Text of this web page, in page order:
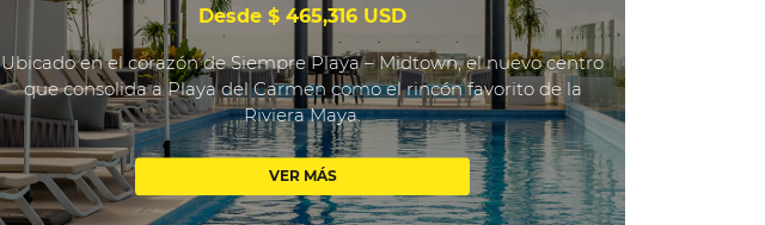
Desde $ 465,316 USD
Ubicado en el corazón de Siempre Playa – Midtown, el nuevo centro
que consolida a Playa del Carmen como el rincón favorito de la
Riviera Maya.
VER MÁS